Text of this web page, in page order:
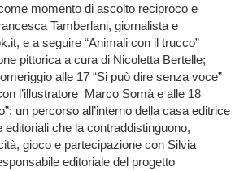
momento di ascolto reciproco e
Tamberlani, giornalista e
e a seguire “Animali con il trucco”
pittorica a cura di Nicoletta Bertelle;
alle 17 “Si può dire senza voce”
l’illustratore Marco Somà e alle 18
un percorso all’interno della casa editrice
che la contraddistinguono,
gioco e partecipazione con Silvia
editoriale del progetto